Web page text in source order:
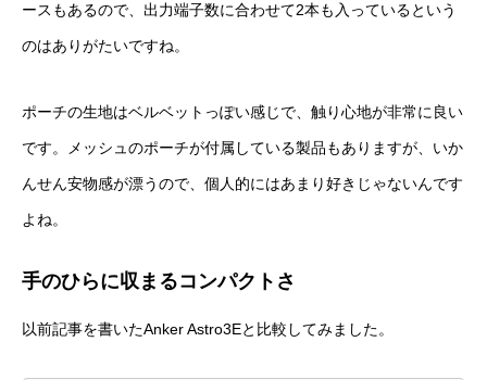
ースもあるので、出力端子数に合わせて2本も入っているという
のはありがたいですね。
ポーチの生地はベルベットっぽい感じで、触り心地が非常に良い
です。メッシュのポーチが付属している製品もありますが、いか
んせん安物感が漂うので、個人的にはあまり好きじゃないんです
よね。
手のひらに収まるコンパクトさ
以前記事を書いたAnker Astro3Eと比較してみました。